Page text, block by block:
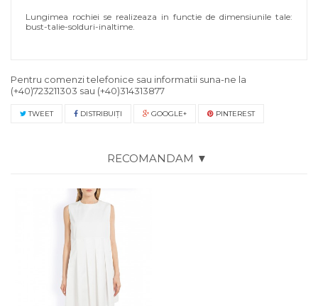
Lungimea rochiei se realizeaza in functie de dimensiunile tale:
bust-talie-solduri-inaltime.
Pentru comenzi telefonice sau informatii suna-ne la
(+40)723211303 sau (+40)314313877
TWEET DISTRIBUIŢI GOOGLE+ PINTEREST
RECOMANDAM ▼